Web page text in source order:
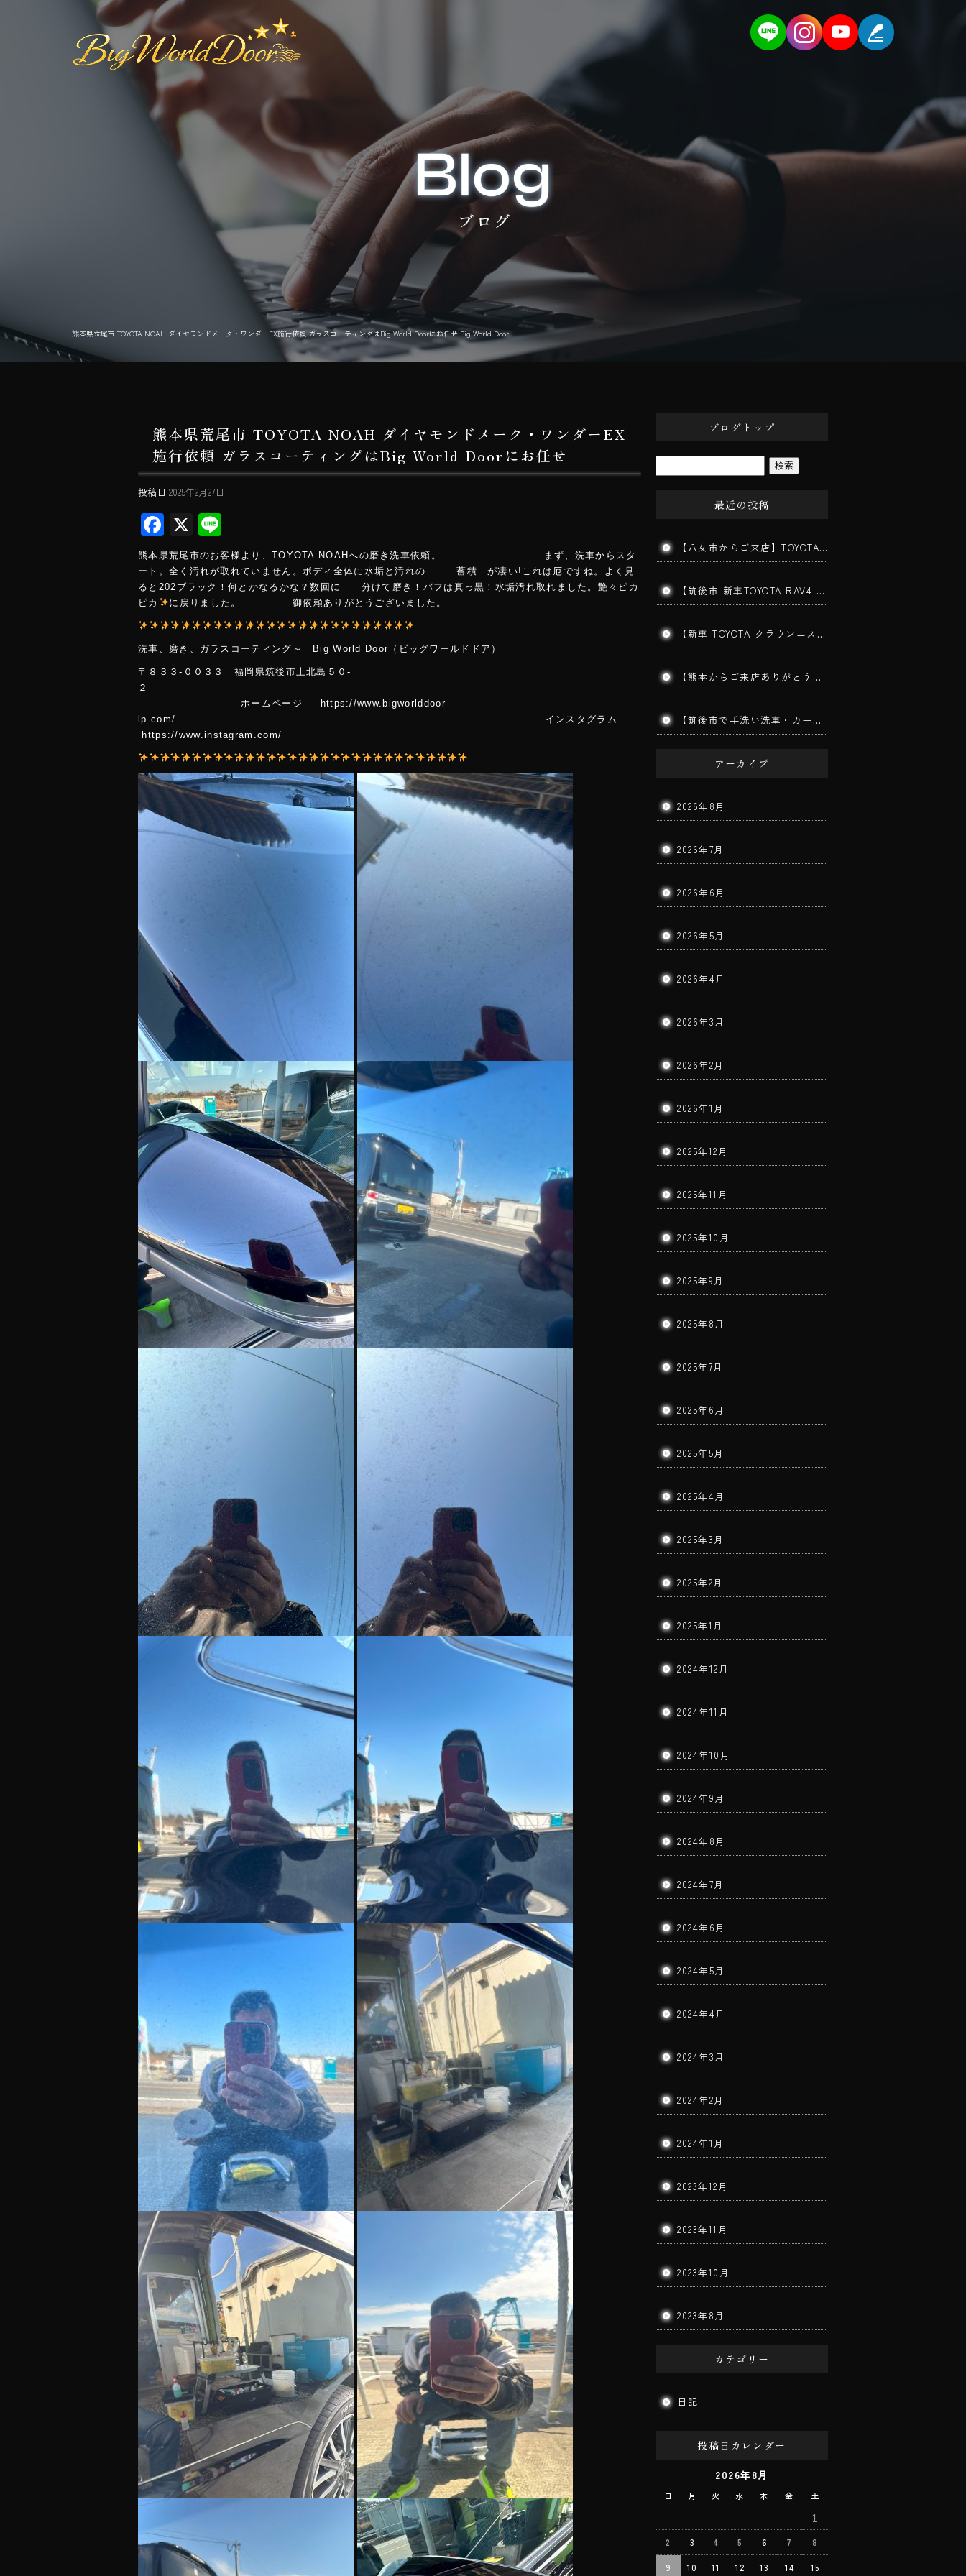
熊本県荒尾市 TOYOTA NOAH ダイヤモンドメーク・ワンダーEX施行依頼 ガラスコーティングはBig World Doorにお任せ|Big World Door
熊本県荒尾市 TOYOTA NOAH ダイヤモンドメーク・ワンダーEX
施行依頼 ガラスコーティングはBig World Doorにお任せ
投稿日 2025年2月27日
F
ac
e
b
o
ok
X
ne
熊本県荒尾市のお客様より、TOYOTA NOAHへの磨き洗車依頼。 まず、洗車からスタ
ート。全く汚れが取れていません。ボディ全体に水垢と汚れの 蓄積 が凄い!これは厄ですね。よく見
ると202ブラック！何とかなるかな？数回に 分けて磨き！バフは真っ黒！水垢汚れ取れました。艶々ピカ
ピカ
に戻りました。 御依頼ありがとうございました。
洗車、磨き、ガラスコーティング～ Big World Door（ビッグワールドドア）
〒８３３-００３３ 福岡県筑後市上北島５０-
２
ホームページ https://www.bigworlddoor-
lp.com/ インスタグラム
https://www.instagram.com/
ブログトップ
最近の投稿
【八女市からご来店】TOYOTAヴォクシーの半年メンテナンス｜コーティングの水弾き・艶を復活
【筑後市 新車TOYOTA RAV4 ガラスコーティング施工】新車でも下地処理が仕上がりを左右します！
【新車 TOYOTA クラウンエステート施工】202ブラックの美しさを最大限に引き出す三層ガラスコーティング｜みやま市よりご来店
【熊本からご来店ありがとうございます】手洗い洗車で愛車をリフレッシュ！コーティングを長持ちさせる秘訣とは？｜筑後市 BigWorldDoor
【筑後市で手洗い洗車・カーコーティング】MITSUBISHI TRITON｜ダイヤモンドメークワイルドEX施工車の手洗い洗車を実施しました！
アーカイブ
2026年8月
2026年7月
2026年6月
2026年5月
2026年4月
2026年3月
2026年2月
2026年1月
2025年12月
2025年11月
2025年10月
2025年9月
2025年8月
2025年7月
2025年6月
2025年5月
2025年4月
2025年3月
2025年2月
2025年1月
2024年12月
2024年11月
2024年10月
2024年9月
2024年8月
2024年7月
2024年6月
2024年5月
2024年4月
2024年3月
2024年2月
2024年1月
2023年12月
2023年11月
2023年10月
2023年8月
カテゴリー
日記
投稿日カレンダー
2026年8月
日 月 火 水 木 金 土
1
2 3 4 5 6 7 8
9 10 11 12 13 14 15